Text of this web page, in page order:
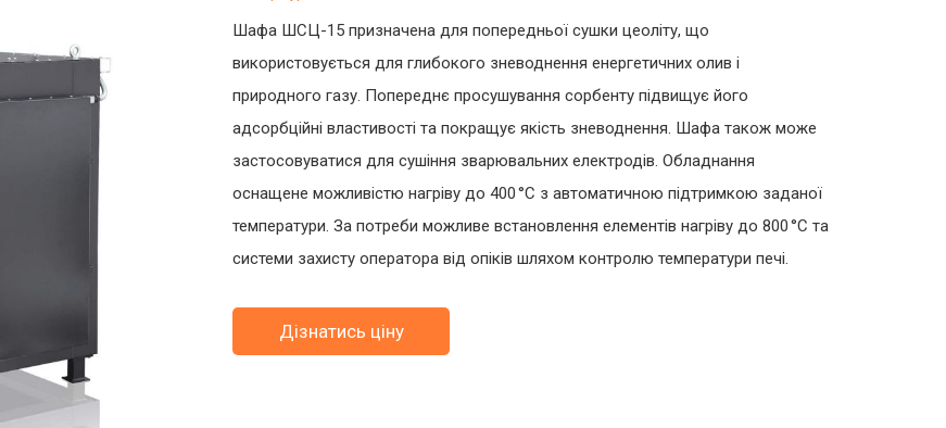
Шафа ШСЦ-15 призначена для попередньої сушки цеоліту, що
використовується для глибокого зневоднення енергетичних олив і
природного газу. Попереднє просушування сорбенту підвищує його
адсорбційні властивості та покращує якість зневоднення. Шафа також може
застосовуватися для сушіння зварювальних електродів. Обладнання
оснащене можливістю нагріву до 400 °C з автоматичною підтримкою заданої
температури. За потреби можливе встановлення елементів нагріву до 800 °C та
системи захисту оператора від опіків шляхом контролю температури печі.
Дізнатись ціну